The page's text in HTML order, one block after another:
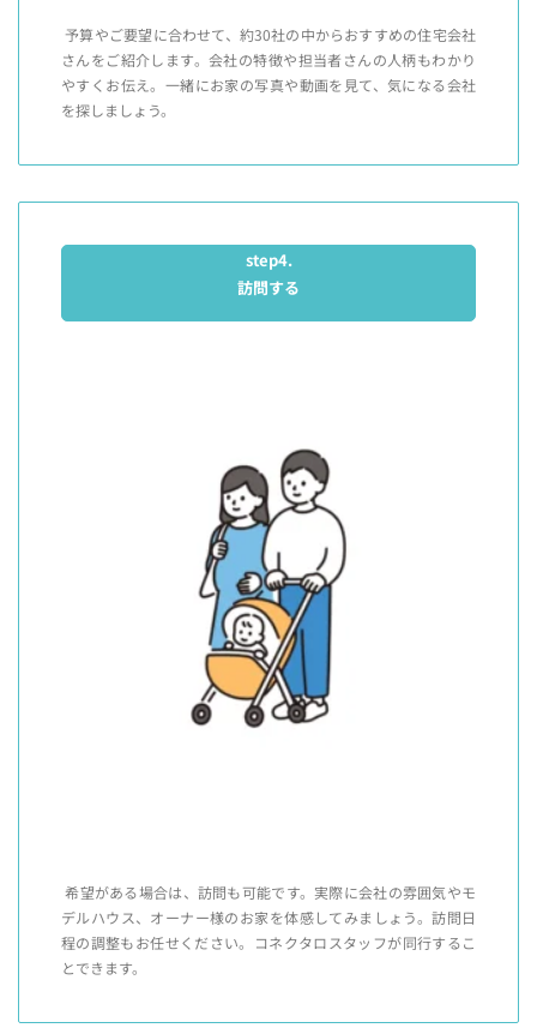
予算やご要望に合わせて、約30社の中からおすすめの住宅会社
さんをご紹介します。会社の特徴や担当者さんの人柄もわかり
やすくお伝え。一緒にお家の写真や動画を見て、気になる会社
を探しましょう。
step4.
訪問する
希望がある場合は、訪問も可能です。実際に会社の雰囲気やモ
デルハウス、オーナー様のお家を体感してみましょう。訪問日
程の調整もお任せください。コネクタロスタッフが同行するこ
とできます。